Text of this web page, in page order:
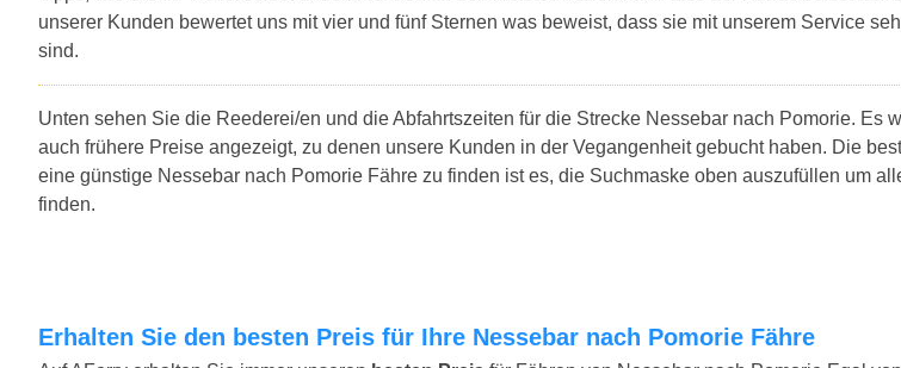
unserer Kunden bewertet uns mit vier und fünf Sternen was beweist, dass sie mit unserem Service
sind.
Unten sehen Sie die Reederei/en und die Abfahrtszeiten für die Strecke Nessebar nach Pomorie. Es
auch frühere Preise angezeigt, zu denen unsere Kunden in der Vegangenheit gebucht haben. Die
eine günstige Nessebar nach Pomorie Fähre zu finden ist es, die Suchmaske oben auszufüllen um
finden.
Erhalten Sie den besten Preis für Ihre Nessebar nach Pomorie Fähre